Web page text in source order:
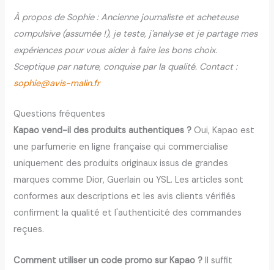
À propos de Sophie : Ancienne journaliste et acheteuse
compulsive (assumée !), je teste, j'analyse et je partage mes
expériences pour vous aider à faire les bons choix.
Sceptique par nature, conquise par la qualité. Contact :
sophie@avis-malin.fr
Questions fréquentes
Kapao vend-il des produits authentiques ? Oui, Kapao est
une parfumerie en ligne française qui commercialise
uniquement des produits originaux issus de grandes
marques comme Dior, Guerlain ou YSL. Les articles sont
conformes aux descriptions et les avis clients vérifiés
confirment la qualité et l'authenticité des commandes
reçues.
Comment utiliser un code promo sur Kapao ? Il suffit